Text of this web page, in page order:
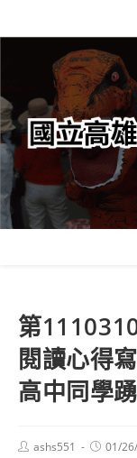
轉
要
內
容
第
閱讀心得
高中同學
Postashs551
Post01/